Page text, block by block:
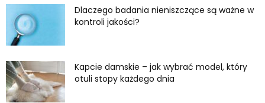
Dlaczego badania nieniszczące są ważne w
kontroli jakości?
Kapcie damskie – jak wybrać model, który
otuli stopy każdego dnia